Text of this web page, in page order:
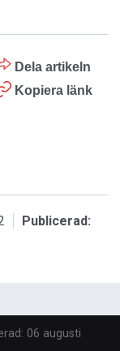
Dela artikeln
Kopiera länk
Publicerad:
06 augusti